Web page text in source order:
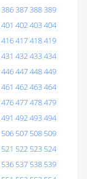
386387388389
401 402403404
416417418419
431 432433434
446447448449
461 462463464
476477478479
491 492493494
506 507 508 509
521 522 523 524
536 537 538 539